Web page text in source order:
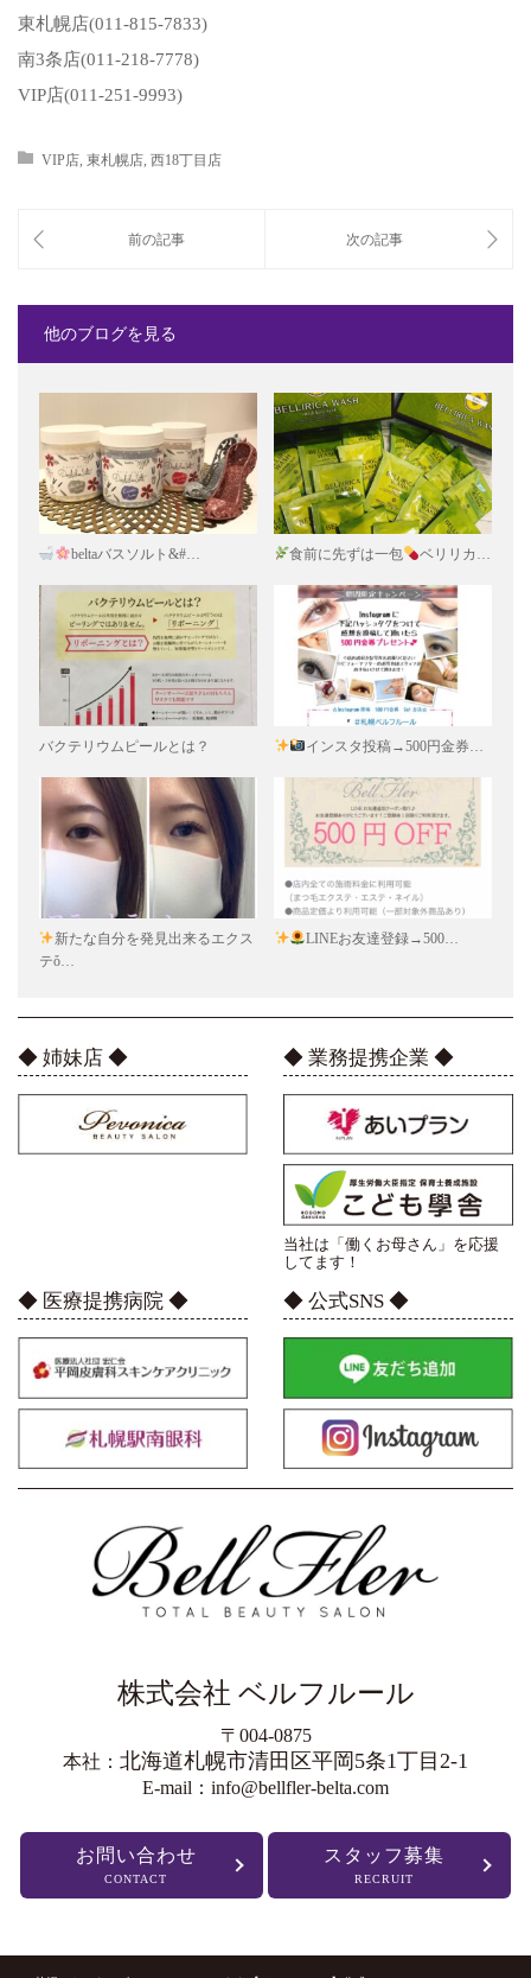
東札幌店(011-815-7833)
南3条店(011-218-7778)
VIP店(011-251-9993)
VIP店, 東札幌店, 西18丁目店
他のブログを見る
beltaバスソルト&#… 食前に先ずは一包 ベリリカ…
バクテリウムピールとは？ インスタ投稿→500円金券…
新たな自分を発見出来るエクス
テὄ…
LINEお友達登録→500…
◆ 姉妹店 ◆ ◆ 業務提携企業 ◆
当社は「働くお母さん」を応援
してます！
◆ 医療提携病院 ◆ ◆ 公式SNS ◆
株式会社 ベルフルール
〒004-0875
本社： 北海道札幌市清田区平岡5条1丁目2-1
E-mail：info@bellfler-belta.com
お問い合わせ
CONTACT
スタッフ募集
RECRUIT